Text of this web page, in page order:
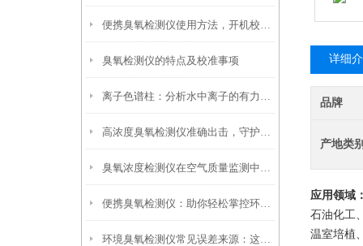
便携臭氧检测仪使用方法，开机校准现场采样读数规范操作教程
臭氧检测仪的特点及校准事项
离子色谱柱：分析水中离子的有力工具
高浓度臭氧检测仪准确出击，守护环境安全新防线！
臭氧浓度检测仪在空气质量监测中发挥了关键作用
便携臭氧检测仪：助你轻松掌控环境中的臭氧浓度，安心生活与工作
环境臭氧检测仪常见误差来源：这4个因素最容易影响结果
详细
品牌
产地类
应用领域
石油化工
温室培植